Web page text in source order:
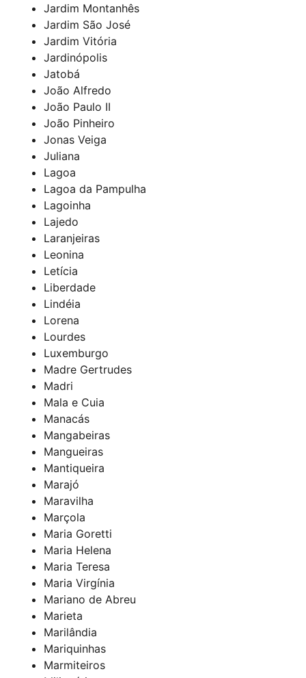
Jardim Montanhês
Jardim São José
Jardim Vitória
Jardinópolis
Jatobá
João Alfredo
João Paulo II
João Pinheiro
Jonas Veiga
Juliana
Lagoa
Lagoa da Pampulha
Lagoinha
Lajedo
Laranjeiras
Leonina
Letícia
Liberdade
Lindéia
Lorena
Lourdes
Luxemburgo
Madre Gertrudes
Madri
Mala e Cuia
Manacás
Mangabeiras
Mangueiras
Mantiqueira
Marajó
Maravilha
Marçola
Maria Goretti
Maria Helena
Maria Teresa
Maria Virgínia
Mariano de Abreu
Marieta
Marilândia
Mariquinhas
Marmiteiros